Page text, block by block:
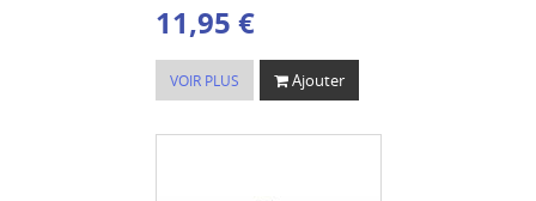
11,95 €
VOIR PLUS Ajouter